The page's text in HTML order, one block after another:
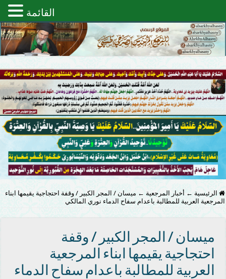
الرئيسية ← أخبار المرجعية ← ميسان / المجر الكبير / وقفة احتجاجية يقيمها ابناء
المرجعية العربية للمطالبة باعدام سفاح الدماء نوري المالكي
ميسان / المجر الكبير / وقفة
احتجاجية يقيمها ابناء المرجعية
العربية للمطالبة باعدام سفاح الدماء
القائمة